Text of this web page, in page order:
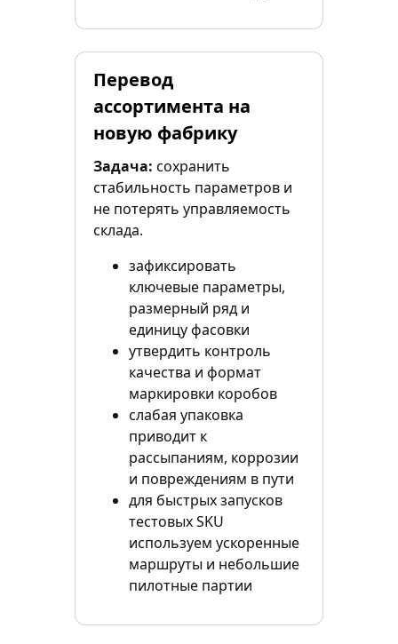
Перевод
ассортимента на
новую фабрику
Задача: сохранить
стабильность параметров и
не потерять управляемость
склада.
зафиксировать
ключевые параметры,
размерный ряд и
единицу фасовки
утвердить контроль
качества и формат
маркировки коробов
слабая упаковка
приводит к
рассыпаниям, коррозии
и повреждениям в пути
для быстрых запусков
тестовых SKU
используем ускоренные
маршруты и небольшие
пилотные партии